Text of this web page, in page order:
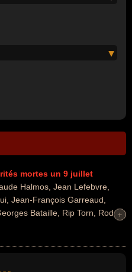
mortes un 9 juillet
Halmos, Jean Lefebvre,
Jean-François Garreaud,
Bataille, Rip Torn, Rod
la psychanalyse, de la
de la justice, de la
+
+